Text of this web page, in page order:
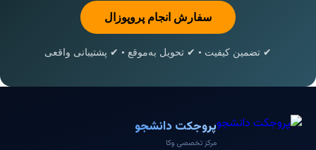
سفارش انجام پروپوزال
✔ تضمین کیفیت • ✔ تحویل به‌موقع • ✔ پشتیبانی واقعی
پروجکت دانشجو
مرکز تخصصی وکا